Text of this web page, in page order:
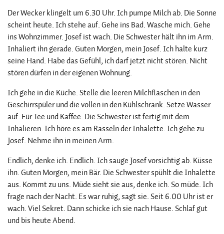
Der Wecker klingelt um 6.30 Uhr. Ich pumpe Milch ab. Die Sonne
scheint heute. Ich stehe auf. Gehe ins Bad. Wasche mich. Gehe
ins Wohnzimmer. Josef ist wach. Die Schwester hält ihn im Arm.
Inhaliert ihn gerade. Guten Morgen, mein Josef. Ich halte kurz
seine Hand. Habe das Gefühl, ich darf jetzt nicht stören. Nicht
stören dürfen in der eigenen Wohnung.
Ich gehe in die Küche. Stelle die leeren Milchflaschen in den
Geschirrspüler und die vollen in den Kühlschrank. Setze Wasser
auf. Für Tee und Kaffee. Die Schwester ist fertig mit dem
Inhalieren. Ich höre es am Rasseln der Inhalette. Ich gehe zu
Josef. Nehme ihn in meinen Arm.
Endlich, denke ich. Endlich. Ich sauge Josef vorsichtig ab. Küsse
ihn. Guten Morgen, mein Bär. Die Schwester spühlt die Inhalette
aus. Kommt zu uns. Müde sieht sie aus, denke ich. So müde. Ich
frage nach der Nacht. Es war ruhig, sagt sie. Seit 6.00 Uhr ist er
wach. Viel Sekret. Dann schicke ich sie nach Hause. Schlaf gut
und bis heute Abend.